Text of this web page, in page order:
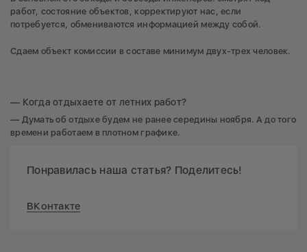
работ, состояние объектов, корректируют нас, если
потребуется, обмениваются информацией между собой.
Сдаем объект комиссии в составе минимум двух-трех человек.
— Когда отдыхаете от летних работ?
— Думать об отдыхе будем не ранее середины ноября. А до того
времени работаем в плотном графике.
Понравилась наша статья? Поделитесь!
ВКонтакте